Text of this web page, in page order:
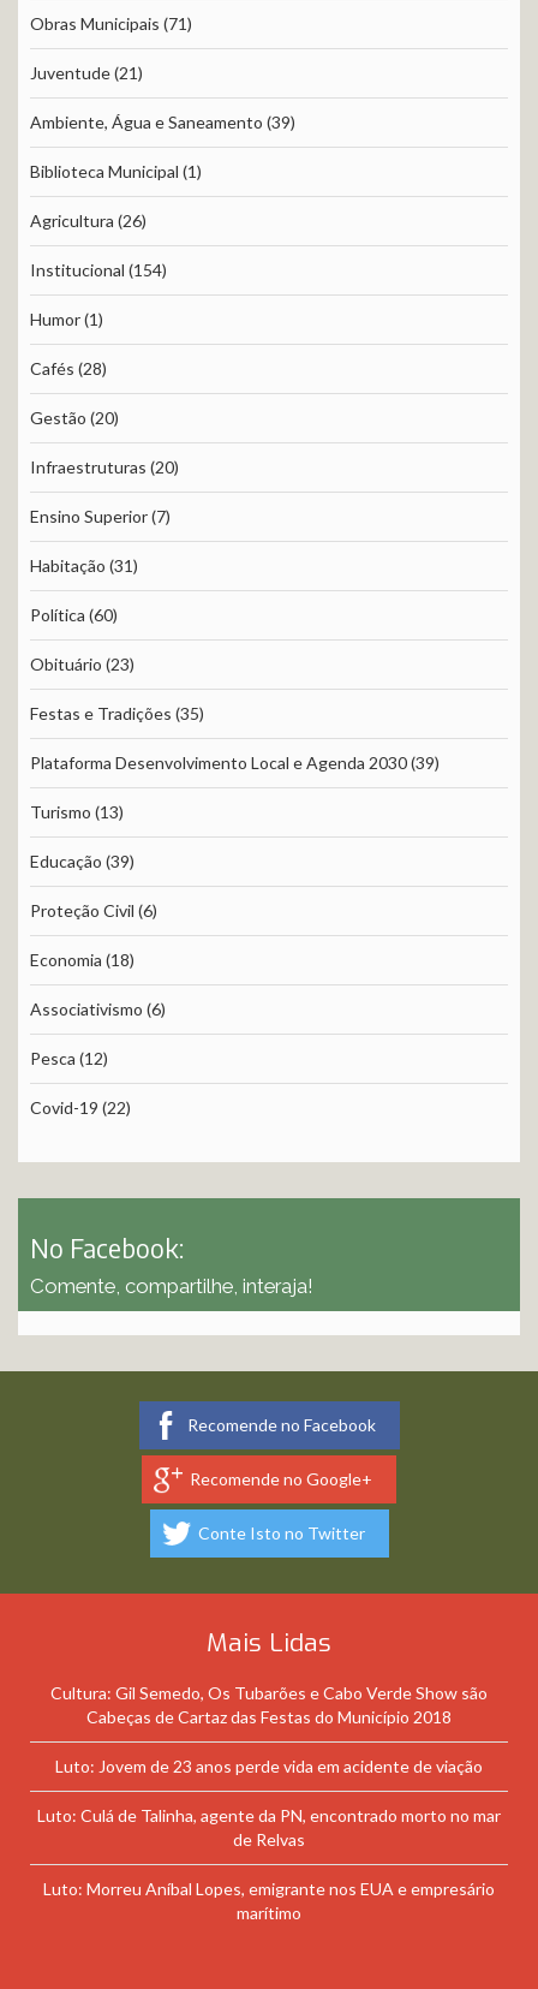
Obras Municipais (71)
Juventude(21)
Ambiente, Água e Saneamento (39)
Biblioteca Municipal (1)
Agricultura (26)
Institucional (154)
Humor(1)
Cafés (28)
Gestão (20)
Infraestruturas (20)
Ensino Superior(7)
Habitação (31)
Política (60)
Obituário (23)
Festas e Tradições (35)
Plataforma Desenvolvimento Local e Agenda 2030(39)
Turismo (13)
Educação (39)
Proteção Civil (6)
Economia (18)
Associativismo (6)
Pesca (12)
Covid-19 (22)
No Facebook:
Comente, compartilhe, interaja!
Recomende no Facebook
Recomende no Google+
Conte Isto no Twitter
Mais Lidas
Cultura: Gil Semedo, Os Tubarões e Cabo Verde Show são
Cabeças de Cartaz das Festas do Município 2018
Luto: Jovem de 23 anos perde vida em acidente de viação
Luto: Culá de Talinha, agente da PN, encontrado morto no mar
de Relvas
Luto: Morreu Aníbal Lopes, emigrante nos EUA e empresário
marítimo